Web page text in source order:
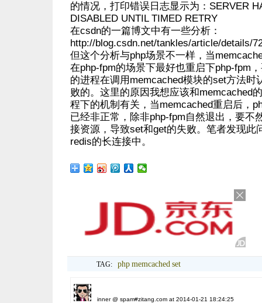
的情况，打印错误日志显示为：SERVER
DISABLED UNTIL TIMED RETRY
在csdn的一篇博文中有一些分析：
http://blog.csdn.net/tankles/article/details/
但这个分析与php场景不一样，当
在php-fpm的场景下最好也重启下php-fpm
的进程在调用memcached模块的set方法时
败的。这里的原因我想应该和memcached
程下的机制有关，当memcached重启后，
已经非正常，除非php-fpm自然退出，要不
接资源，导致set和get的失败。笔者发现此
redis的长连接中。
TAG: php memcached set
inner @ spam#zitang.com at 2014-01-21 18:24:25